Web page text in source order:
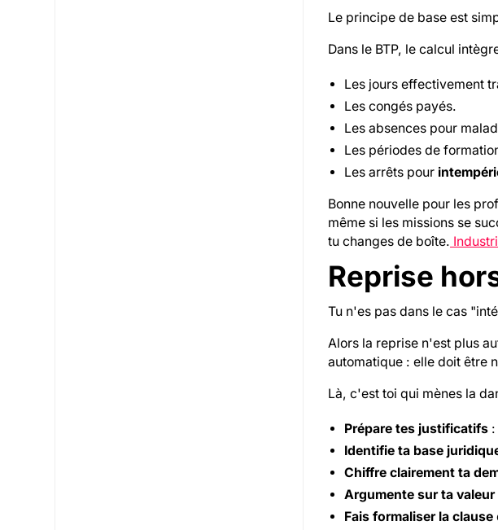
Le principe de base est
Dans le BTP, le calcul
Les jours effectivement
Les congés payés.
Les absences pour
Les périodes de
Les arrêts pour
Bonne nouvelle pour les
même si les missions se
tu changes de boîte.
Reprise
Tu n'es pas dans le cas
Alors la reprise n'est plus
automatique : elle doit être
Là, c'est toi qui mènes la
Prépare tes justificatifs
Identifie ta base
Chiffre clairement ta
Argumente sur ta valeur
Fais formaliser la clause